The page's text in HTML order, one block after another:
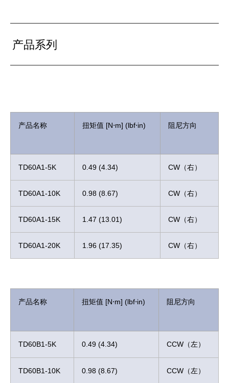
产品系列
产品名称 扭矩值 [N⋅m] (lbf⋅in) 阻尼方向
TD60A1-5K 0.49 (4.34) CW（右）
TD60A1-10K 0.98 (8.67) CW（右）
TD60A1-15K 1.47 (13.01) CW（右）
TD60A1-20K 1.96 (17.35) CW（右）
产品名称 扭矩值 [N⋅m] (lbf⋅in) 阻尼方向
TD60B1-5K 0.49 (4.34) CCW（左）
TD60B1-10K 0.98 (8.67) CCW（左）